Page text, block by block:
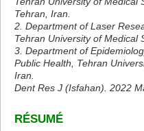
Tehran, Iran.
2. Department of Laser
Tehran University of Medical
3. Department of
Public Health, Tehran
Iran.
Dent Res J (Isfahan). 2022
RÉSUMÉ